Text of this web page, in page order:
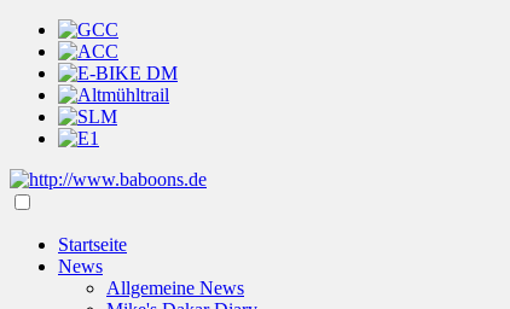
Startseite
News
Allgemeine News